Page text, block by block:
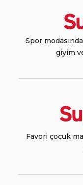
Spor
giyim
Favori çocuk